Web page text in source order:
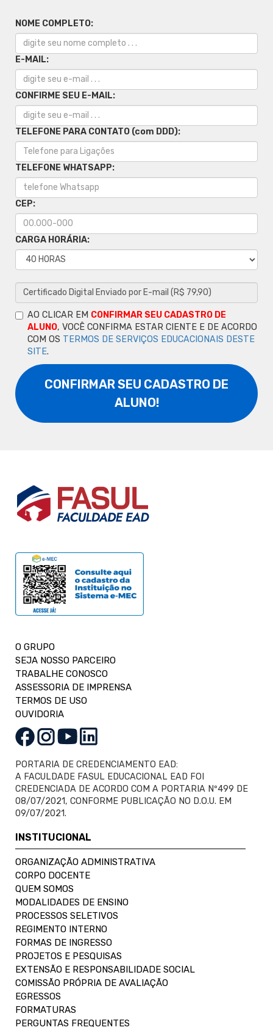
NOME COMPLETO:
E-MAIL:
CONFIRME SEU E-MAIL:
TELEFONE PARA CONTATO (com DDD):
TELEFONE WHATSAPP:
CEP:
CARGA HORÁRIA:
AO CLICAR EM CONFIRMAR SEU CADASTRO DE
ALUNO, VOCÊ CONFIRMA ESTAR CIENTE E DE ACORDO
COM OS TERMOS DE SERVIÇOS EDUCACIONAIS DESTE
SITE.
CONFIRMAR SEU CADASTRO DE
ALUNO!
O GRUPO
SEJA NOSSO PARCEIRO
TRABALHE CONOSCO
ASSESSORIA DE IMPRENSA
TERMOS DE USO
OUVIDORIA
PORTARIA DE CREDENCIAMENTO EAD:
A FACULDADE FASUL EDUCACIONAL EAD FOI
CREDENCIADA DE ACORDO COM A PORTARIA Nº499 DE
08/07/2021, CONFORME PUBLICAÇÃO NO D.O.U. EM
09/07/2021.
INSTITUCIONAL
ORGANIZAÇÃO ADMINISTRATIVA
CORPO DOCENTE
QUEM SOMOS
MODALIDADES DE ENSINO
PROCESSOS SELETIVOS
REGIMENTO INTERNO
FORMAS DE INGRESSO
PROJETOS E PESQUISAS
EXTENSÃO E RESPONSABILIDADE SOCIAL
COMISSÃO PRÓPRIA DE AVALIAÇÃO
EGRESSOS
FORMATURAS
PERGUNTAS FREQUENTES